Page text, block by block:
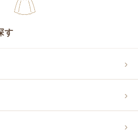
ムで探す